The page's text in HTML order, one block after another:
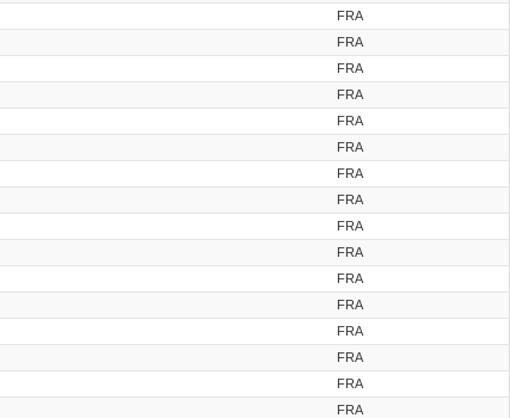
FRA
FRA
FRA
FRA
FRA
FRA
FRA
FRA
FRA
FRA
FRA
FRA
FRA
FRA
FRA
FRA